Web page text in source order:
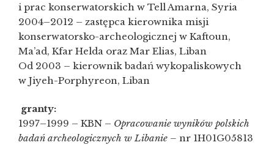
i prac konserwatorskich w Tell Amarna, Syria
2004–2012 – zastępca kierownika misji
konserwatorsko-archeologicznej w Kaftoun,
Ma’ad, Kfar Helda oraz Mar Elias, Liban
Od 2003 – kierownik badań wykopaliskowych
w Jiyeh-Porphyreon, Liban
granty:
1997–1999 – KBN – Opracowanie wyników polskich
badań archeologicznych w Libanie – nr 1H01G05813